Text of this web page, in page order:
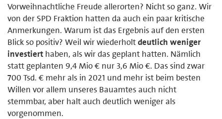
Vorweihnachtliche Freude allerorten? Nicht so ganz. Wir
von der SPD Fraktion hatten da auch ein paar kritische
Anmerkungen. Warum ist das Ergebnis auf den ersten
Blick so positiv? Weil wir wiederholtdeutlich weniger
investiert haben, als wir das geplant hatten. Nämlich
statt geplanten 9,4 Mio € nur 3,6 Mio €. Das sind zwar
700 Tsd. € mehr als in 2021 und mehr ist beim besten
Willen vor allem unseres Bauamtes auch nicht
stemmbar, aber halt auch deutlich weniger als
vorgenommen.